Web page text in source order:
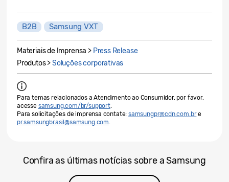
B2B Samsung VXT
Materiais de Imprensa > Press Release
Produtos >Soluções corporativas
Para temas relacionados a Atendimento ao Consumidor, por favor,
acesse samsung.com/br/support.
Para solicitações de imprensa contate: samsungpr@cdn.com.bre
pr.samsungbrasil@samsung.com.
Confira as últimas notícias sobre a Samsung